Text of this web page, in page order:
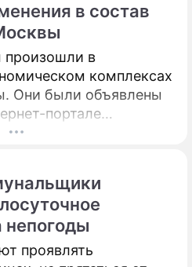
в состав
произошли в
комплексах
Они были объявлены
портале
Собянина.
непогоды
проявлять